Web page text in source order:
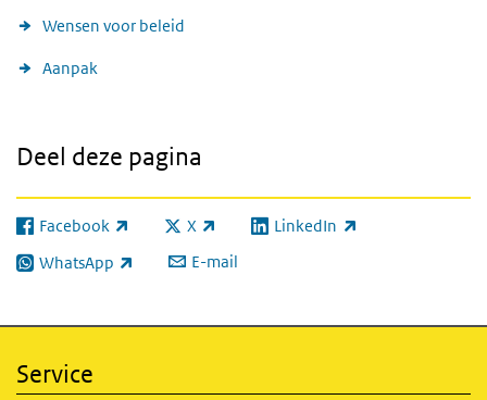
Wensen voor beleid
Aanpak
Deel deze pagina
Facebook
(externe link) X
(externe link) LinkedIn
(externe link)
WhatsApp
(externe link) E-mail
Service